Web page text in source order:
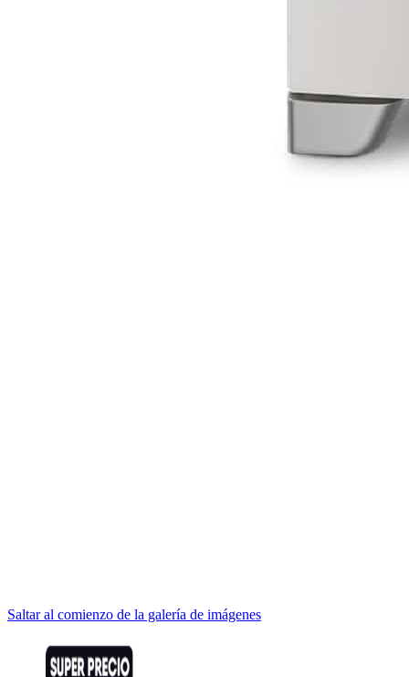
Saltar al comienzo de la galería de imágenes